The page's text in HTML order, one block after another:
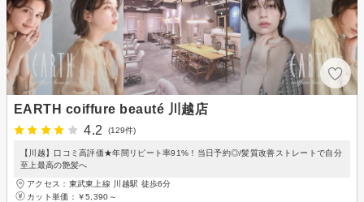
EARTH coiffure beauté 川越店
4.2
(129件)
【川越】口コミ高評価★年間リピート率91%！当日予約◎/髪質改善ストレートで自分
至上最高の艶髪へ
アクセス：東武東上線 川越駅 徒歩6分
カット単価： ￥5,390～